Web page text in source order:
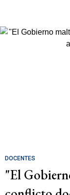
DOCENTES
"El